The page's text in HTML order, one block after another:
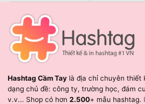
Hashtag Cầm Tay là địa chỉ chuyên thiết
dạng chủ đề: công ty, trường học, đám
v.v... Shop có hơn 2.500+ mẫu hashtag.